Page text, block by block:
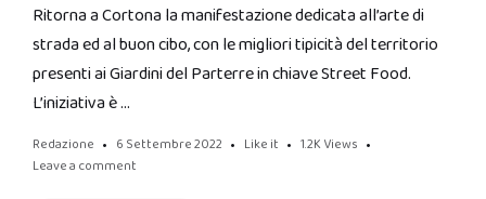
Ritorna a Cortona la manifestazione dedicata all’arte di
strada ed al buon cibo, con le migliori tipicità del territorio
presenti ai Giardini del Parterre in chiave Street Food.
L’iniziativa è …
Redazione 6 Settembre 2022 Like it 1.2K Views
Leave a comment